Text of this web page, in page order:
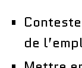
de